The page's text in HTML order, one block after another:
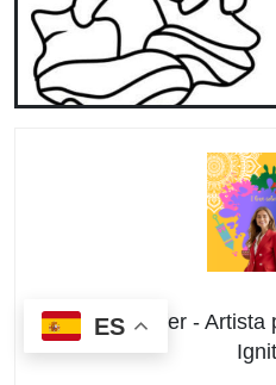
Andrea Lucifer - Artista
ES